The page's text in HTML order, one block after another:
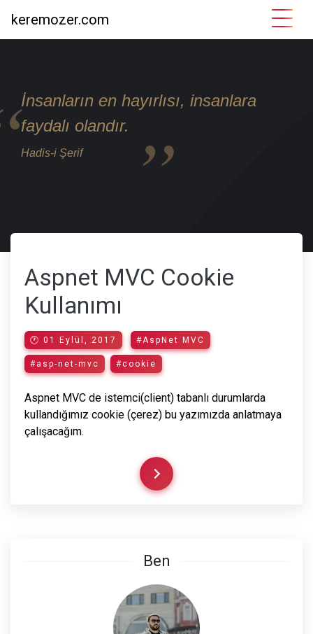
keremozer.com
İnsanların en hayırlısı, insanlara
faydalı olandır.
Hadis-i Şerif
Aspnet MVC Cookie
Kullanımı
🕐 01 Eylül, 2017 #AspNet MVC
#asp-net-mvc #cookie
Aspnet MVC de istemci(client) tabanlı durumlarda
kullandığımız cookie (çerez) bu yazımızda anlatmaya
çalışacağım.
Ben